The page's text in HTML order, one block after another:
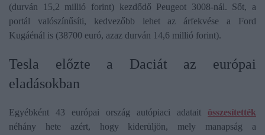
(durván 15,2 millió forint) kezdődő Peugeot 3008-nál. Sőt, a
portál valószínűsíti, kedvezőbb lehet az árfekvése a Ford
Kugáénál is (38700 euró, azaz durván 14,6 millió forint).
Tesla előzte a Daciát az európai
eladásokban
Egyébként 43 európai ország autópiaci adatait összesítették
néhány hete azért, hogy kiderüljön, mely manapság a